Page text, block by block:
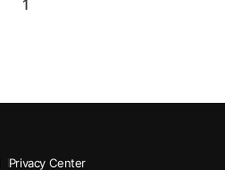
1
Privacy Center